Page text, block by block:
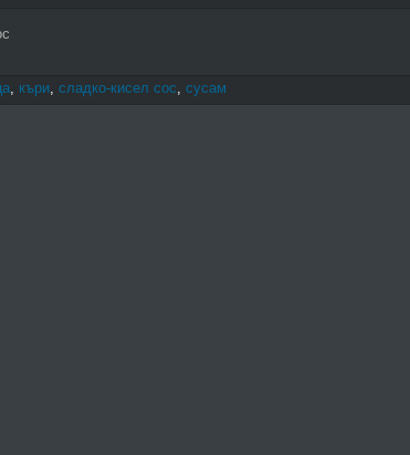
, къри, сладко-кисел сос, сусам